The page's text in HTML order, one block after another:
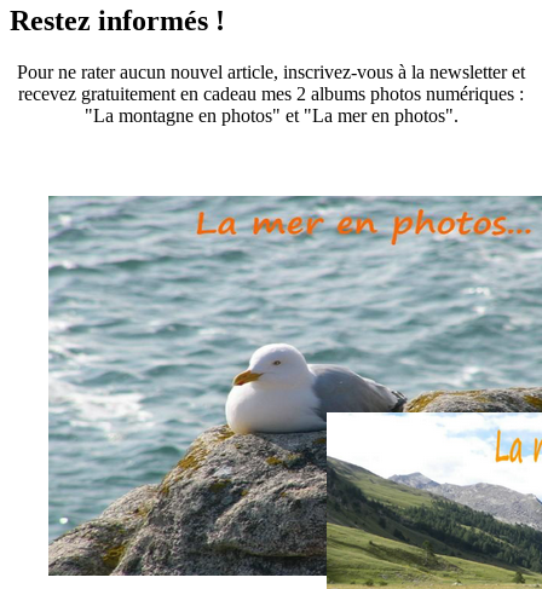
Restez informés !
Pour ne rater aucun nouvel article, inscrivez-vous à la newsletter et
recevez gratuitement en cadeau mes 2 albums photos numériques :
"La montagne en photos" et "La mer en photos".